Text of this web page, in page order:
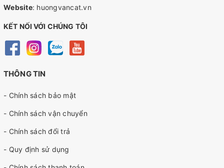
Website: huongvancat.vn
KẾT NỐI VỚI CHÚNG TÔI
THÔNG TIN
- Chính sách bảo mật
- Chính sách vận chuyển
- Chính sách đổi trả
- Quy định sử dụng